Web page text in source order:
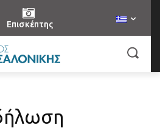
Επισκέπτης